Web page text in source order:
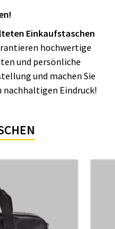
Einkaufstaschen
hochwertige
und persönliche
und machen Sie
nachhaltigen Eindruck!